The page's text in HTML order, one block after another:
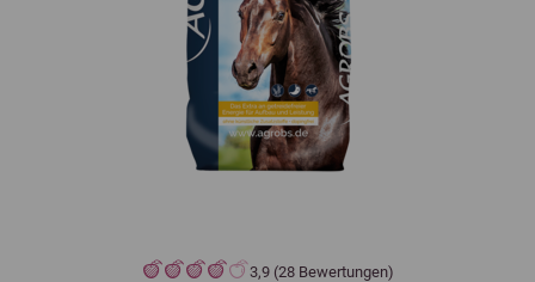
3,9 (28 Bewertungen)